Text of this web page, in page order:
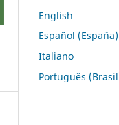
English
Español (España)
Italiano
Português